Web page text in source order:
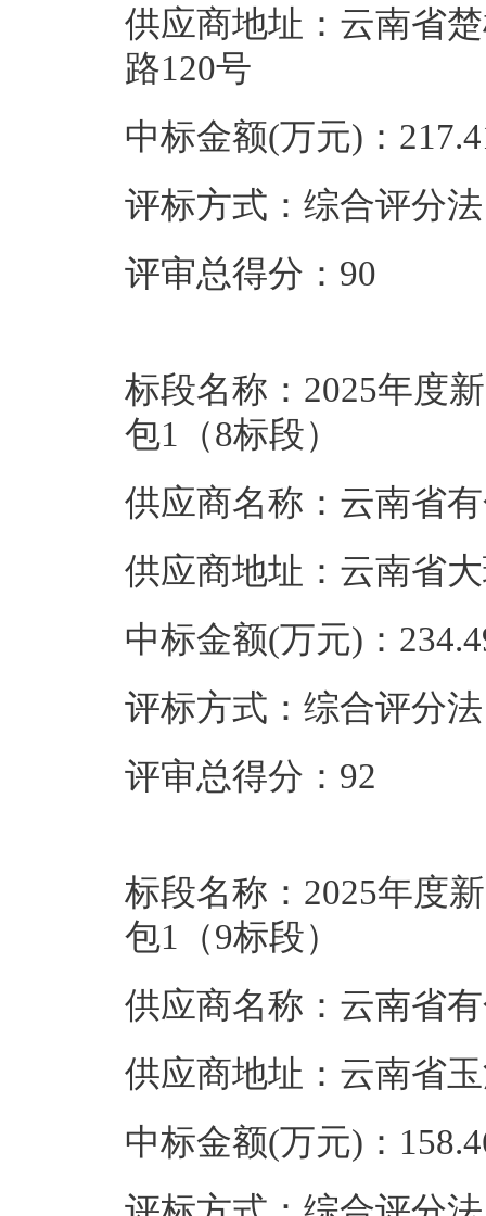
供应商地址：云南省
路120号
中标金额(万元)：
评标方式：综合评分法
评审总得分：90
标段名称：2025年度
包1（8标段）
供应商名称：云南省
供应商地址：云南省
中标金额(万元)：
评标方式：综合评分法
评审总得分：92
标段名称：2025年度
包1（9标段）
供应商名称：云南省
供应商地址：云南省
中标金额(万元)：